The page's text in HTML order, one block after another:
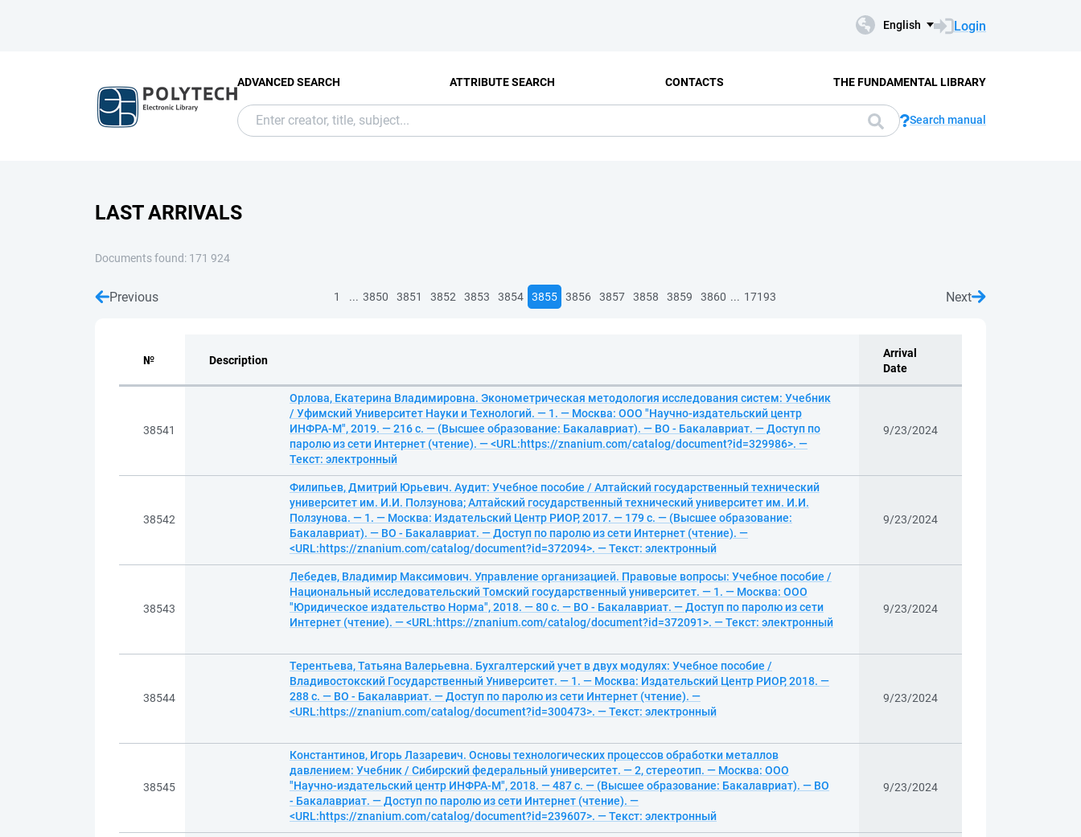
English Login
ADVANCED SEARCH ATTRIBUTE SEARCH CONTACTS THE FUNDAMENTAL LIBRARY
Search manual
LAST ARRIVALS
Documents found: 171 924
Previous 1 ... 3850 3851 3852 3853 3854 3855 3856 3857 3858 3859 3860 ... 17193 Next
№ Description
Arrival
Date
38541
Орлова, Екатерина Владимировна. Эконометрическая методология исследования систем: Учебник
/ Уфимский Университет Науки и Технологий. — 1. — Москва: ООО "Научно-издательский центр
ИНФРА-М", 2019. — 216 с. — (Высшее образование: Бакалавриат). — ВО - Бакалавриат. — Доступ по
паролю из сети Интернет (чтение). — <URL:https://znanium.com/catalog/document?id=329986>. —
Текст: электронный
9/23/2024
38542
Филипьев, Дмитрий Юрьевич. Аудит: Учебное пособие / Алтайский государственный технический
университет им. И.И. Ползунова; Алтайский государственный технический университет им. И.И.
Ползунова. — 1. — Москва: Издательский Центр РИОР, 2017. — 179 с. — (Высшее образование:
Бакалавриат). — ВО - Бакалавриат. — Доступ по паролю из сети Интернет (чтение). —
<URL:https://znanium.com/catalog/document?id=372094>. — Текст: электронный
9/23/2024
38543
Лебедев, Владимир Максимович. Управление организацией. Правовые вопросы: Учебное пособие /
Национальный исследовательский Томский государственный университет. — 1. — Москва: ООО
"Юридическое издательство Норма", 2018. — 80 с. — ВО - Бакалавриат. — Доступ по паролю из сети
Интернет (чтение). — <URL:https://znanium.com/catalog/document?id=372091>. — Текст: электронный
9/23/2024
38544
Терентьева, Татьяна Валерьевна. Бухгалтерский учет в двух модулях: Учебное пособие /
Владивостокский Государственный Университет. — 1. — Москва: Издательский Центр РИОР, 2018. —
288 с. — ВО - Бакалавриат. — Доступ по паролю из сети Интернет (чтение). —
<URL:https://znanium.com/catalog/document?id=300473>. — Текст: электронный
9/23/2024
38545
Константинов, Игорь Лазаревич. Основы технологических процессов обработки металлов
давлением: Учебник / Сибирский федеральный университет. — 2, стереотип. — Москва: ООО
"Научно-издательский центр ИНФРА-М", 2018. — 487 с. — (Высшее образование: Бакалавриат). — ВО
- Бакалавриат. — Доступ по паролю из сети Интернет (чтение). —
<URL:https://znanium.com/catalog/document?id=239607>. — Текст: электронный
9/23/2024